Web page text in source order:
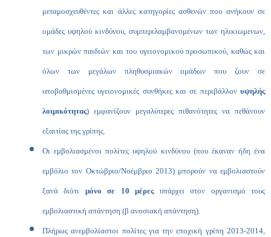
μεταμοσχευθέντες και άλλες κατηγορίες ασθενών που ανήκουν σε
ομάδες υψηλού κινδύνου, συμπεριλαμβανομένων των ηλικιωμενων,
των μικρών παιδιών και του υγειονομικού προσωπικού, καθώς και
όλων των μεγάλων πληθυσμιακών ομάδων που ζουν σε
υποβαθμισμένες υγειονομικές συνθήκες και σε περιβάλλον υψηλής
λοιμικότητας) εμφανίζουν μεγαλύτερες πιθανότητες να πεθάνουν
εξαιτίας της γρίπης.
Οι εμβολιασμένοι πολίτες υψηλού κινδύνου (που έκαναν ήδη ένα
εμβόλιο τον Οκτώβριο/Νοέμβριο 2013) μπορούν να εμβολιαστούν
ξανά διότι μόνο σε 10 μέρεςυπάρχει στον οργανισμό τους
εμβολιαστική απάντηση (β ανοσιακή απάντηση).
Πλήρως ανεμβολίαστοι πολίτες για την εποχική γρίπη 2013-2014,